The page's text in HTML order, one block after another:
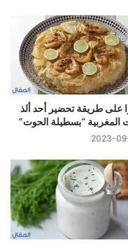
على طريقة تحضير أحد ألذ
المغربية “بسطيلة الحوت”
2023-